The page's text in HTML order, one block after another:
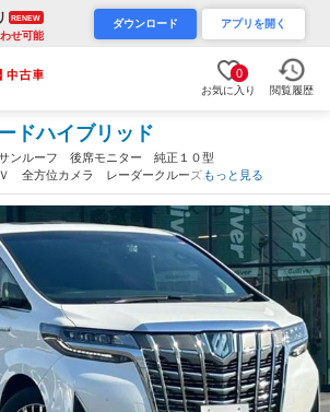
RENEW
せ可能
ダウンロード アプリを開く
0
お気に入り 閲覧履歴
ドハイブリッド
ンルーフ 後席モニター 純正１０型
全方位カメラ レーダークルーズコ
逸脱抑制機能 ＢＳＭ パーキングサ
ラ ドラレコ（岡山県）
もっと見る